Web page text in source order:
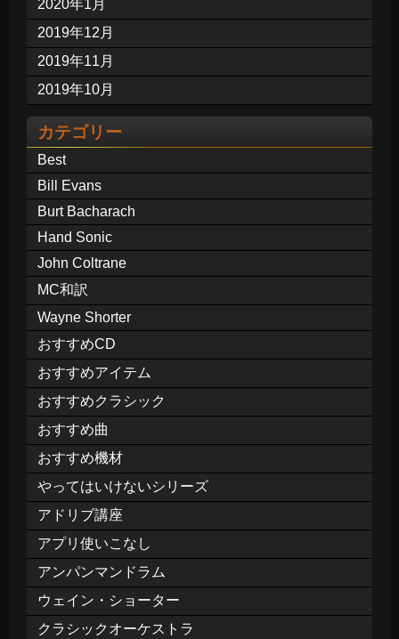
2020年1月
2019年12月
2019年11月
2019年10月
カテゴリー
Best
Bill Evans
Burt Bacharach
Hand Sonic
John Coltrane
MC和訳
Wayne Shorter
おすすめCD
おすすめアイテム
おすすめクラシック
おすすめ曲
おすすめ機材
やってはいけないシリーズ
アドリブ講座
アプリ使いこなし
アンパンマンドラム
ウェイン・ショーター
クラシックオーケストラ